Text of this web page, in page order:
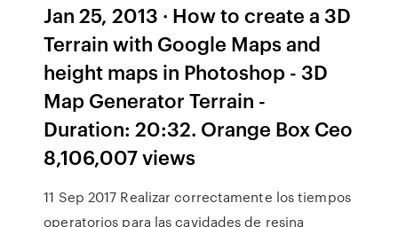
Jan 25, 2013 · How to create a 3D
Terrain with Google Maps and
height maps in Photoshop - 3D
Map Generator Terrain -
Duration: 20:32. Orange Box Ceo
8,106,007 views
11 Sep 2017 Realizar correctamente los tiempos
operatorios para las cavidades de resina